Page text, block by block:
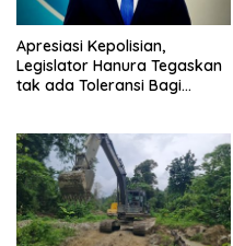
Apresiasi Kepolisian,
Legislator Hanura Tegaskan
tak ada Toleransi Bagi